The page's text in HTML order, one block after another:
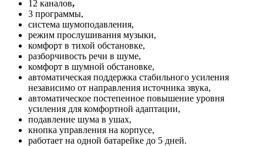
12 каналов,
3 программы,
система шумоподавления,
режим прослушивания музыки,
комфорт в тихой обстановке,
разборчивость речи в шуме,
комфорт в шумной обстановке,
автоматическая поддержка стабильного усиления
независимо от направления источника звука,
автоматическое постепенное повышение уровня
усиления для комфортной адаптации,
подавление шума в ушах,
кнопка управления на корпусе,
работает на одной батарейке до 5 дней.